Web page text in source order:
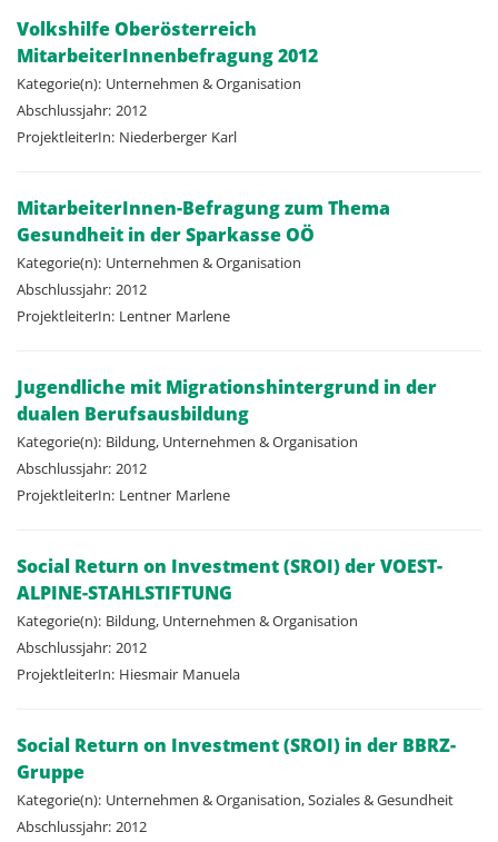
Volkshilfe Oberösterreich
MitarbeiterInnenbefragung 2012
Kategorie(n): Unternehmen & Organisation
Abschlussjahr: 2012
ProjektleiterIn: Niederberger Karl
MitarbeiterInnen-Befragung zum Thema
Gesundheit in der Sparkasse OÖ
Kategorie(n): Unternehmen & Organisation
Abschlussjahr: 2012
ProjektleiterIn: Lentner Marlene
Jugendliche mit Migrationshintergrund in der
dualen Berufsausbildung
Kategorie(n): Bildung, Unternehmen & Organisation
Abschlussjahr: 2012
ProjektleiterIn: Lentner Marlene
Social Return on Investment (SROI) der VOEST-
ALPINE-STAHLSTIFTUNG
Kategorie(n): Bildung, Unternehmen & Organisation
Abschlussjahr: 2012
ProjektleiterIn: Hiesmair Manuela
Social Return on Investment (SROI) in der BBRZ-
Gruppe
Kategorie(n): Unternehmen & Organisation, Soziales & Gesundheit
Abschlussjahr: 2012